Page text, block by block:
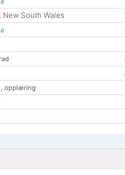
, New South Wales
opplæring